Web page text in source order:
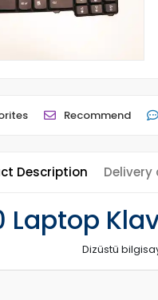
Recommend
Description Delivery
Laptop
Dizüstü